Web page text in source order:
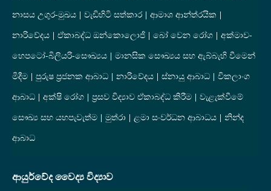
නාසය උගුර-මුඛය
වැඩිහිටි සත්කාර
ආමාශ ආන්ත්රයික
නාරිවේදය
ඒකාබද්ධ ඔන්කොලොජි බෝ වෙන රෝග
අක්මාව-
හෙපටෝ-බිලියරි-සෞඛ්‍යය
මානසික සෞඛ්‍යය සහ ඇබ්බැහි වීමෙන්
මිදීම
පුරුෂ ප්‍රජනක ආබාධ නාරිවේදය ස්නායු ආබාධ
විකලාංග
ආබාධ
අක්ෂි රෝග ප්‍රසව විද්‍යාව ඒකාබද්ධ කිරීම
වැළැක්වීමේ
සෞඛ්‍ය සහ යහපැවැත්ම
මුත්රා ළමා සංවර්ධන ආබාධය
නින්ද
ආබාධ
ආයුර්වේද වෛද්‍ය විද්‍යාව